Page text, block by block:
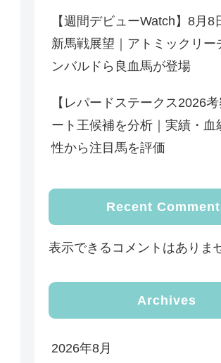
【週間デビューWatch】8月8
新馬戦展望｜アトミックリー
ンバルドら良血馬が登場
【レパードステークス2026
ート王候補を分析｜実績・血
性から注目馬を評価
Recent
表示できるコメントはありま
Archives
2026年8月